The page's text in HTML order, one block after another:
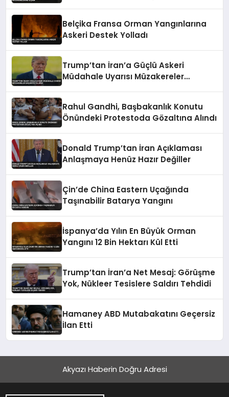
Belçika Fransa Orman Yangınlarına
Askeri Destek Yolladı
Trump’tan İran’a Güçlü Askeri
Müdahale Uyarısı Müzakereler
Rahul Gandhi, Başbakanlık Konutu
Önündeki Protestoda Gözaltına Alındı
Donald Trump’tan İran Açıklaması
Anlaşmaya Henüz Hazır Değiller
Çin’de China Eastern Uçağında
Taşınabilir Batarya Yangını
İspanya’da Yılın En Büyük Orman
Yangını 12 Bin Hektarı Kül Etti
Trump’tan İran’a Net Mesaj: Görüşme
Yok, Nükleer Tesislere Saldırı Tehdidi
Hamaney ABD Mutabakatını Geçersiz
İlan Etti
Akyazı Haberin Doğru Adresi